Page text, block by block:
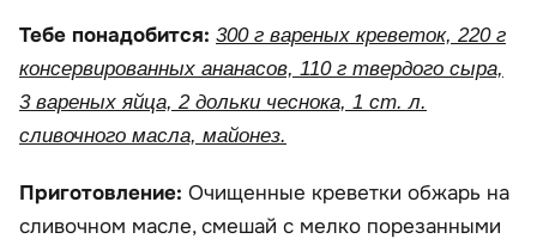
Тебе понадобится: 300 г вареных креветок, 220 г
консервированных ананасов, 110 г твердого сыра,
3 вареных яйца, 2 дольки чеснока, 1 ст. л.
сливочного масла, майонез.
Приготовление: Очищенные креветки обжарь на
сливочном масле, смешай с мелко порезанными